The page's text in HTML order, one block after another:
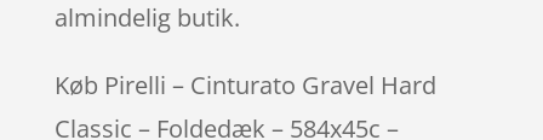
almindelig butik.
Køb Pirelli – Cinturato Gravel Hard
Classic – Foldedæk – 584x45c –